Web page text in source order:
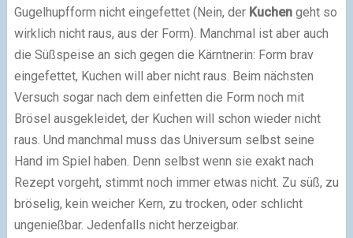
Gugelhupfform nicht eingefettet (Nein, der Kuchengeht so
wirklich nicht raus, aus der Form). Manchmal ist aber auch
die Süßspeise an sich gegen die Kärntnerin: Form brav
eingefettet, Kuchen will aber nicht raus. Beim nächsten
Versuch sogar nach dem einfetten die Form noch mit
Brösel ausgekleidet, der Kuchen will schon wieder nicht
raus. Und manchmal muss das Universum selbst seine
Hand im Spiel haben. Denn selbst wenn sie exakt nach
Rezept vorgeht, stimmt noch immer etwas nicht. Zu süß, zu
bröselig, kein weicher Kern, zu trocken, oder schlicht
ungenießbar. Jedenfalls nicht herzeigbar.